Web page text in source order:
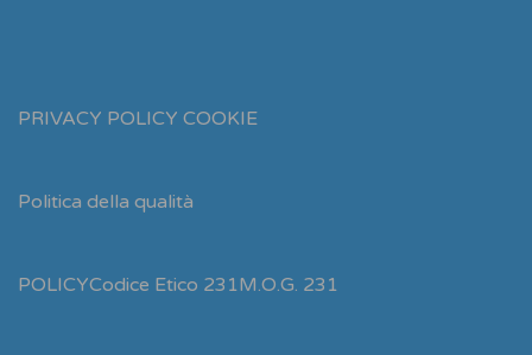
PRIVACY POLICY COOKIE
Politica della qualità
POLICYCodice Etico 231M.O.G. 231